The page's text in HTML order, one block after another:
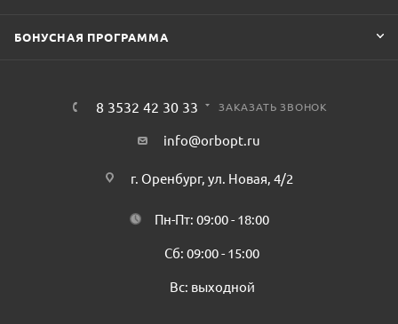
БОНУСНАЯ ПРОГРАММА
8 3532 42 30 33 ЗАКАЗАТЬ ЗВОНОК
info@orbopt.ru
г. Оренбург, ул. Новая, 4/2
Пн-Пт: 09:00 - 18:00
Сб: 09:00 - 15:00
Вс: выходной